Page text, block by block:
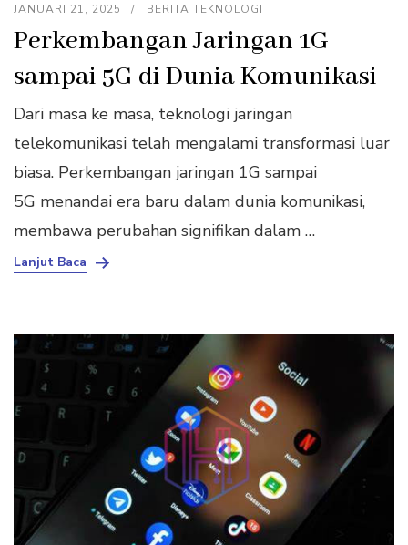
JANUARI 21, 2025 BERITA TEKNOLOGI
Perkembangan Jaringan 1G
sampai 5G di Dunia Komunikasi
Dari masa ke masa, teknologi jaringan
telekomunikasi telah mengalami transformasi luar
biasa. Perkembangan jaringan 1G sampai
5G menandai era baru dalam dunia komunikasi,
membawa perubahan signifikan dalam …
Lanjut Baca